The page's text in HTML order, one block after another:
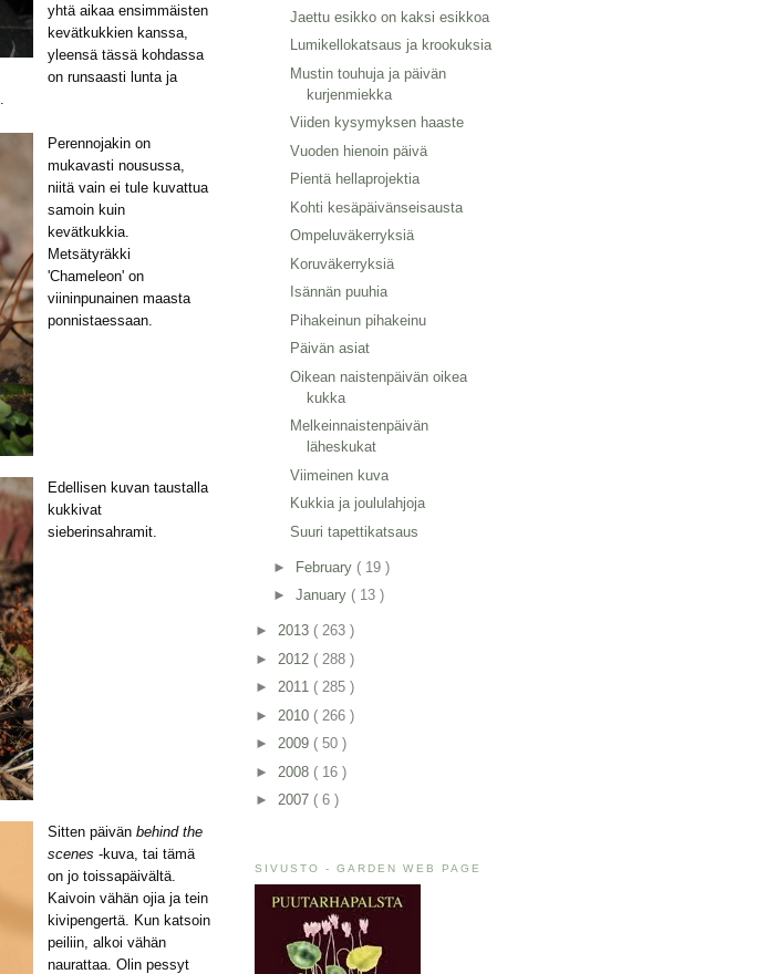
yhtä aikaa ensimmäisten
kevätkukkien kanssa,
yleensä tässä kohdassa
on runsaasti lunta ja
Perennojakin on
mukavasti nousussa,
niitä vain ei tule kuvattua
samoin kuin
kevätkukkia.
Metsätyräkki
'Chameleon' on
viininpunainen maasta
ponnistaessaan.
Edellisen kuvan taustalla
kukkivat
sieberinsahramit.
Sitten päivän behind the
scenes -kuva, tai tämä
on jo toissapäivältä.
Kaivoin vähän ojia ja tein
kivipengertä. Kun katsoin
peiliin, alkoi vähän
naurattaa. Olin pessyt
Jaettu esikko on kaksi esikkoa
Lumikellokatsaus ja krookuksia
Mustin touhuja ja päivän
kurjenmiekka
Viiden kysymyksen haaste
Vuoden hienoin päivä
Pientä hellaprojektia
Kohti kesäpäivänseisausta
Ompeluväkerryksiä
Koruväkerryksiä
Isännän puuhia
Pihakeinun pihakeinu
Päivän asiat
Oikean naistenpäivän oikea
kukka
Melkeinnaistenpäivän
läheskukat
Viimeinen kuva
Kukkia ja joululahjoja
Suuri tapettikatsaus
► February ( 19 )
► January ( 13 )
► 2013 ( 263 )
► 2012 ( 288 )
► 2011 ( 285 )
► 2010 ( 266 )
► 2009 ( 50 )
► 2008 ( 16 )
► 2007 ( 6 )
SIVUSTO - GARDEN WEB PAGE